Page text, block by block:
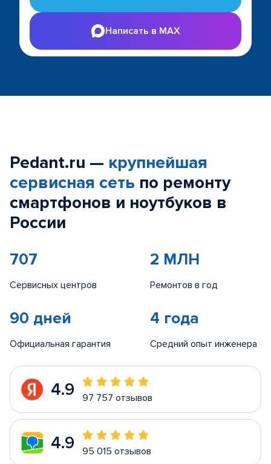
Написать в MAX
Pedant.ru — крупнейшая
сервисная сеть по ремонту
смартфонов и ноутбуков в
России
707
Сервисных центров
2 МЛН
Ремонтов в год
90 дней
Официальная гарантия
4 года
Средний опыт инженера
4.9 97 757 отзывов
4.9 95 015 отзывов